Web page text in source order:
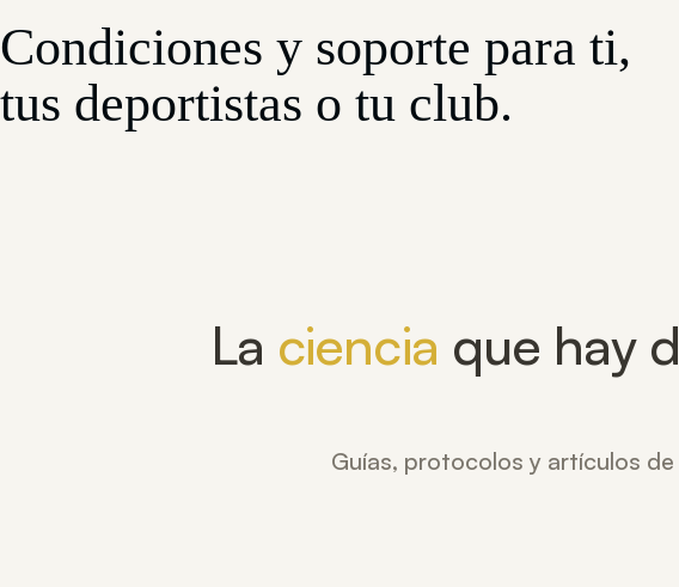
Condiciones y soporte para ti,
tus deportistas o tu club.
La ciencia que hay
Guías, protocolos y artículos